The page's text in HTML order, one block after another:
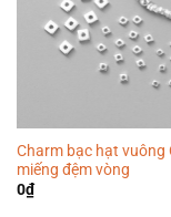
Charm bạc hạt vuông
miếng đệm vòng
0₫